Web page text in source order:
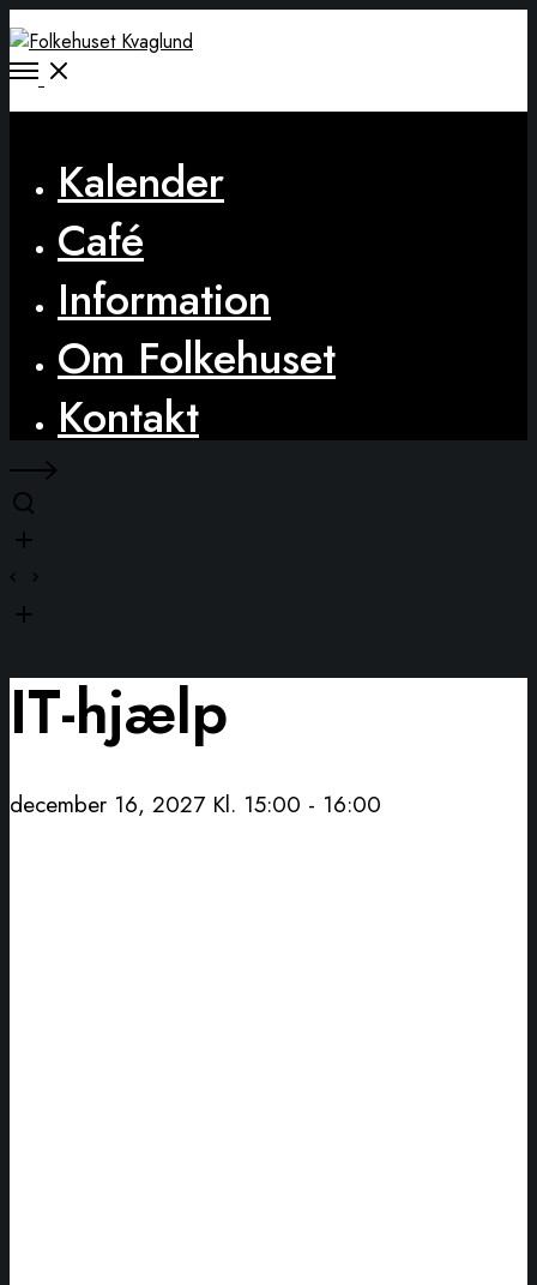
Open
Kalender
Café
Information
Om Folkehuset
Kontakt
IT-hjælp
december 16, 2027 Kl. 15:00 - 16:00